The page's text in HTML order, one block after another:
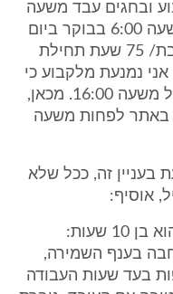
שבוע ובחגים עבד משעה
13:00 של יום ו' או ערב החג עד שעה 6:00 בבוקר ביום
א'/למחרת החג. בשל העובדה שבת/ 75 שעת תחילת
היא בין 16:00 ל- 18:00, אני נמנעת מלקבוע כי
התובע הוכיח כי עבד בכל יום החל משעה 16:00. מכאן,
באתר לפחות משעה
בעניין זה, ככל שלא
אוסיף:
17.1. 17.1.יום העבודה בשמירה הוא בן 10 שעות:
בענף השמירה,
בעד שעות העבודה